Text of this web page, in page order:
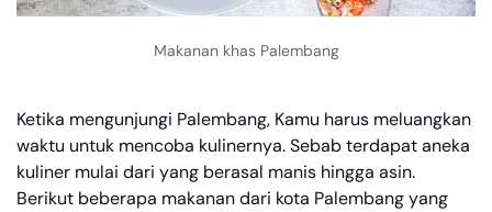
Makanan khas Palembang
Ketika mengunjungi Palembang, Kamu harus meluangkan
waktu untuk mencoba kulinernya. Sebab terdapat aneka
kuliner mulai dari yang berasal manis hingga asin.
Berikut beberapa makanan dari kota Palembang yang